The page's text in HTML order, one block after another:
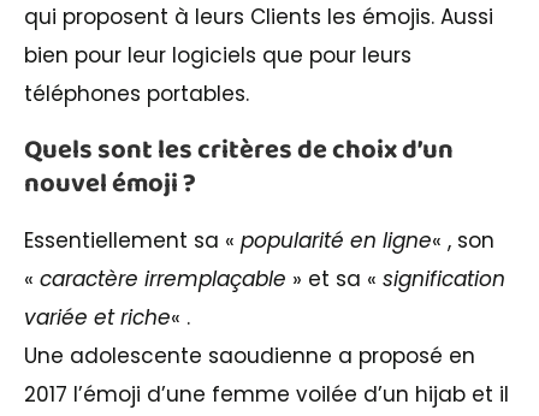
qui proposent à leurs Clients les émojis. Aussi
bien pour leur logiciels que pour leurs
téléphones portables.
Quels sont les critères de choix d’un
nouvel émoji ?
Essentiellement sa « popularité en ligne« , son
« caractère irremplaçable » et sa « signification
variée et riche« .
Une adolescente saoudienne a proposé en
2017 l’émoji d’une femme voilée d’un hijab et il